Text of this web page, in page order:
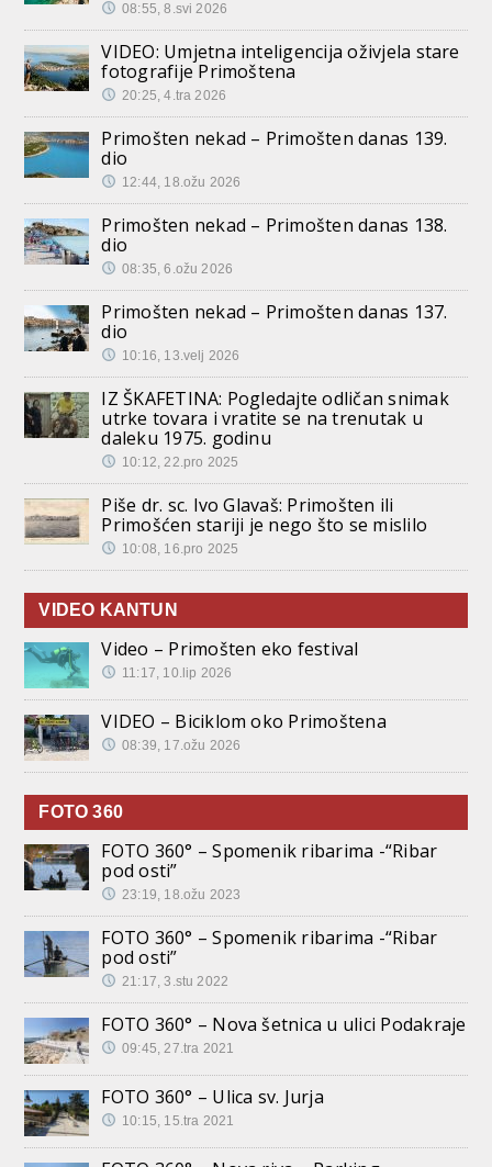
08:55, 8.svi 2026
VIDEO: Umjetna inteligencija oživjela stare
fotografije Primoštena
20:25, 4.tra 2026
Primošten nekad – Primošten danas 139.
dio
12:44, 18.ožu 2026
Primošten nekad – Primošten danas 138.
dio
08:35, 6.ožu 2026
Primošten nekad – Primošten danas 137.
dio
10:16, 13.velj 2026
IZ ŠKAFETINA: Pogledajte odličan snimak
utrke tovara i vratite se na trenutak u
daleku 1975. godinu
10:12, 22.pro 2025
Piše dr. sc. Ivo Glavaš: Primošten ili
Primošćen stariji je nego što se mislilo
10:08, 16.pro 2025
VIDEO KANTUN
Video – Primošten eko festival
11:17, 10.lip 2026
VIDEO – Biciklom oko Primoštena
08:39, 17.ožu 2026
FOTO 360
FOTO 360° – Spomenik ribarima -“Ribar
pod osti”
23:19, 18.ožu 2023
FOTO 360° – Spomenik ribarima -“Ribar
pod osti”
21:17, 3.stu 2022
FOTO 360° – Nova šetnica u ulici Podakraje
09:45, 27.tra 2021
FOTO 360° – Ulica sv. Jurja
10:15, 15.tra 2021